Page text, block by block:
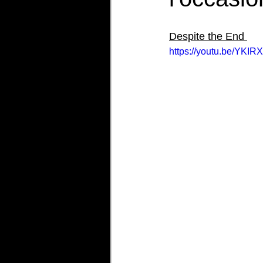
Despite the End
https://youtu.be/